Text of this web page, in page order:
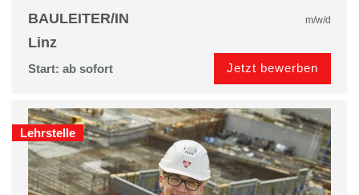
BAULEITER/IN m/w/d
Linz
Start: ab sofort Jetzt bewerben
Lehrstelle